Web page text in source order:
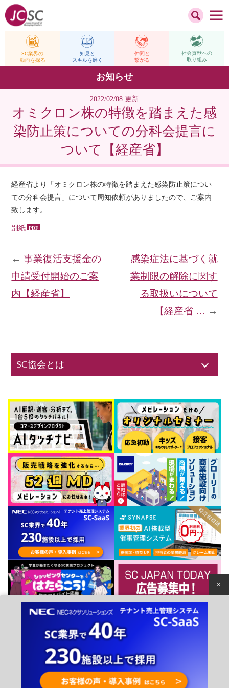
SC業界の
動向を探る
知見と
スキルを磨く
仲間と
繋がる
社会貢献への
取り組み
お知らせ
2022/02/08 更新
オミクロン株の特徴を踏まえた感
染防止策についての分科会提言に
ついて【経産省】
経産省より「オミクロン株の特徴を踏まえた感染防止策につい
ての分科会提言」について周知依頼がありましたので、ご案内
致します。
別紙
感染症法に基づく就
業制限の解除に関す
る取扱いについて
【経産省 … →
←事業復活支援金の
申請受付開始のご案
内【経産省】
SC協会とは
個人情報保護方針
×